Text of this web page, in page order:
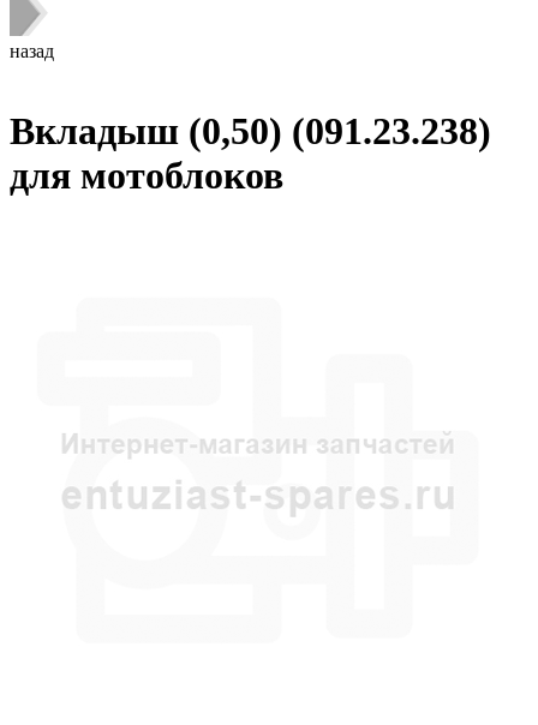
назад
Вкладыш (0,50) (091.23.238)
для мотоблоков